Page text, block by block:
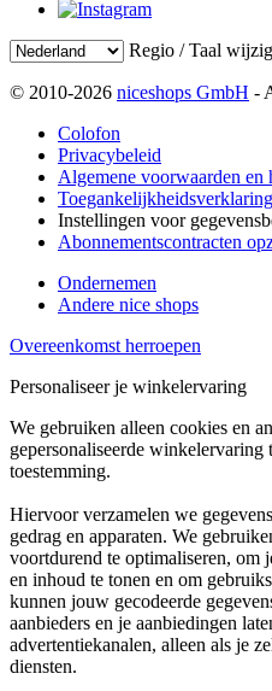
Regio / Taal
© 2010-2026 niceshops GmbH -
Colofon
Privacybeleid
Algemene voorwaarden en
Toegankelijkheidsverklaring
Instellingen voor
Abonnementscontracten
Ondernemen
Andere nice shops
Overeenkomst herroepen
Personaliseer je winkelervaring
We gebruiken alleen cookies en
gepersonaliseerde
toestemming.
Hiervoor verzamelen we
gedrag en apparaten. We
voortdurend te optimaliseren, om
en inhoud te tonen en om
kunnen jouw gecodeerde
aanbieders en je aanbiedingen
advertentiekanalen, alleen als je
diensten.